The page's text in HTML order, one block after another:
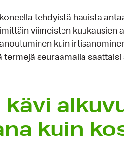
tehdyistä hauista
viimeisten kuukausien
kuin
termejä seuraamalla
kävi
kuin